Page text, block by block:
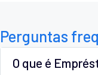
Perguntas
O que é